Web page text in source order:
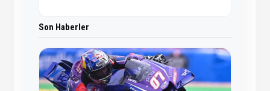
Son Haberler